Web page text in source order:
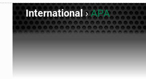
International›APA